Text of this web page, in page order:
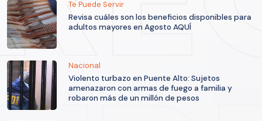
Te Puede Servir
Revisa cuáles son los beneficios disponibles para
adultos mayores en Agosto AQUÍ
Nacional
Violento turbazo en Puente Alto: Sujetos
amenazaron con armas de fuego a familia y
robaron más de un millón de pesos